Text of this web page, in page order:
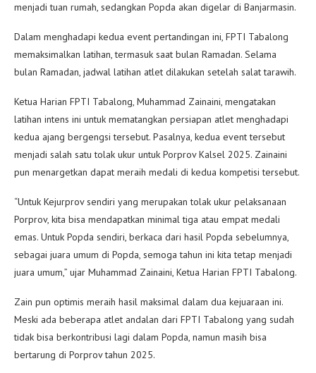
menjadi tuan rumah, sedangkan Popda akan digelar di Banjarmasin.
Dalam menghadapi kedua event pertandingan ini, FPTI Tabalong
memaksimalkan latihan, termasuk saat bulan Ramadan. Selama
bulan Ramadan, jadwal latihan atlet dilakukan setelah salat tarawih.
Ketua Harian FPTI Tabalong, Muhammad Zainaini, mengatakan
latihan intens ini untuk mematangkan persiapan atlet menghadapi
kedua ajang bergengsi tersebut. Pasalnya, kedua event tersebut
menjadi salah satu tolak ukur untuk Porprov Kalsel 2025. Zainaini
pun menargetkan dapat meraih medali di kedua kompetisi tersebut.
“Untuk Kejurprov sendiri yang merupakan tolak ukur pelaksanaan
Porprov, kita bisa mendapatkan minimal tiga atau empat medali
emas. Untuk Popda sendiri, berkaca dari hasil Popda sebelumnya,
sebagai juara umum di Popda, semoga tahun ini kita tetap menjadi
juara umum,” ujar Muhammad Zainaini, Ketua Harian FPTI Tabalong.
Zain pun optimis meraih hasil maksimal dalam dua kejuaraan ini.
Meski ada beberapa atlet andalan dari FPTI Tabalong yang sudah
tidak bisa berkontribusi lagi dalam Popda, namun masih bisa
bertarung di Porprov tahun 2025.